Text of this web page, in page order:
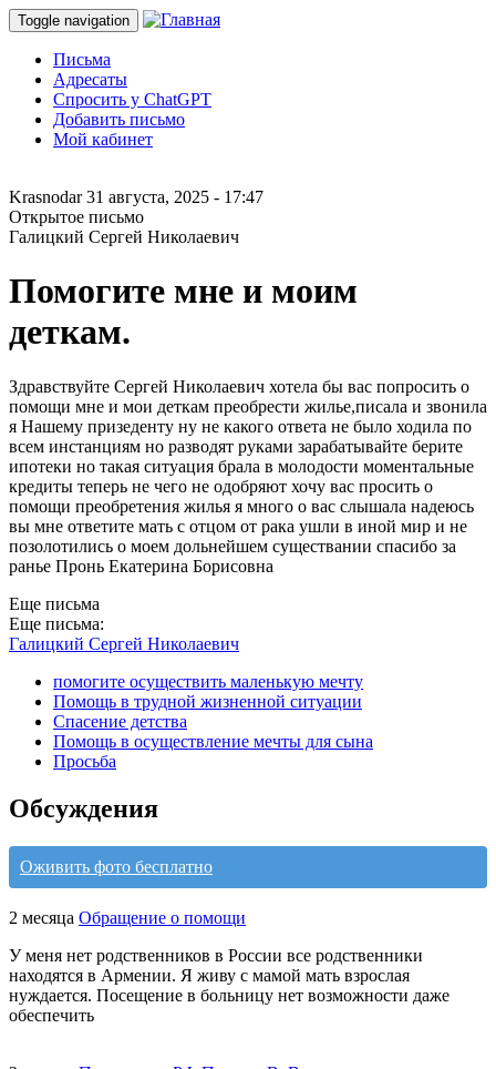
Toggle navigation
Письма
Адресаты
Спросить у ChatGPT
Добавить письмо
Мой кабинет
Krasnodar31 августа, 2025 - 17:47
Открытое письмо
Галицкий Сергей Николаевич
Помогите мне и моим
деткам.
Здравствуйте Сергей Николаевич хотела бы вас попросить о
помощи мне и мои деткам преобрести жилье,писала и звонила
я Нашему призеденту ну не какого ответа не было ходила по
всем инстанциям но разводят руками зарабатывайте берите
ипотеки но такая ситуация брала в молодости моментальные
кредиты теперь не чего не одобряют хочу вас просить о
помощи преобретения жилья я много о вас слышала надеюсь
вы мне ответите мать с отцом от рака ушли в иной мир и не
позолотились о моем дольнейшем существании спасибо за
ранье Пронь Екатерина Борисовна
Еще письма
Еще письма:
Галицкий Сергей Николаевич
помогите осуществить маленькую мечту
Помощь в трудной жизненной ситуации
Спасение детства
Помощь в осуществление мечты для сына
Просьба
Обсуждения
Оживить фото бесплатно
2 месяца Обращение о помощи
У меня нет родственников в России все родственники
находятся в Армении. Я живу с мамой мать взрослая
нуждается. Посещение в больницу нет возможности даже
обеспечить